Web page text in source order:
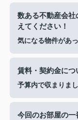
数ある不動産会
えてください！
気になる物件があ
賃料・契約金につ
予算内で収まりまし
今回のお部屋の一